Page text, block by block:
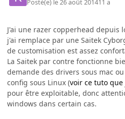
Posté(e) le 26 août 201411 a
J'ai une razer copperhead
j'ai remplace par une Saitek
de customisation est assez
La Saitek par contre fonctionne
demande des drivers sous mac
config sous Linux (voir ce tuto
pour être exploitable, donc
windows dans certain cas.